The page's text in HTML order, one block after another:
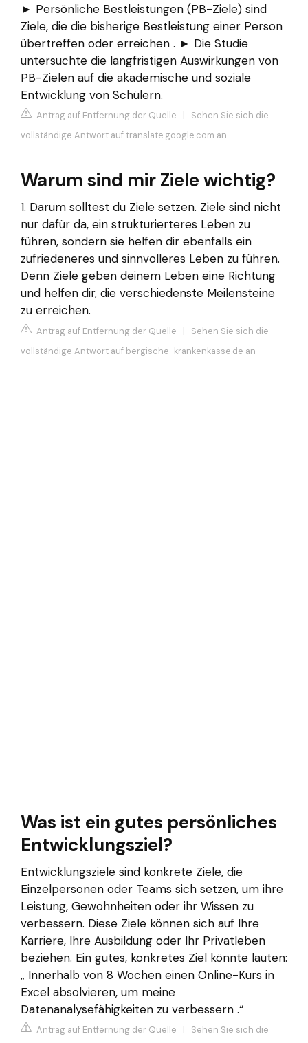
► Persönliche Bestleistungen (PB-Ziele) sind
Ziele, die die bisherige Bestleistung einer Person
übertreffen oder erreichen . ► Die Studie
untersuchte die langfristigen Auswirkungen von
PB-Zielen auf die akademische und soziale
Entwicklung von Schülern.
Antrag auf Entfernung der Quelle | Sehen Sie sich die
vollständige Antwort auf translate.google.com an
Warum sind mir Ziele wichtig?
1. Darum solltest du Ziele setzen. Ziele sind nicht
nur dafür da, ein strukturierteres Leben zu
führen, sondern sie helfen dir ebenfalls ein
zufriedeneres und sinnvolleres Leben zu führen.
Denn Ziele geben deinem Leben eine Richtung
und helfen dir, die verschiedenste Meilensteine
zu erreichen.
Antrag auf Entfernung der Quelle | Sehen Sie sich die
vollständige Antwort auf bergische-krankenkasse.de an
Was ist ein gutes persönliches
Entwicklungsziel?
Entwicklungsziele sind konkrete Ziele, die
Einzelpersonen oder Teams sich setzen, um ihre
Leistung, Gewohnheiten oder ihr Wissen zu
verbessern. Diese Ziele können sich auf Ihre
Karriere, Ihre Ausbildung oder Ihr Privatleben
beziehen. Ein gutes, konkretes Ziel könnte lauten:
„ Innerhalb von 8 Wochen einen Online-Kurs in
Excel absolvieren, um meine
Datenanalysefähigkeiten zu verbessern .“
Antrag auf Entfernung der Quelle | Sehen Sie sich die